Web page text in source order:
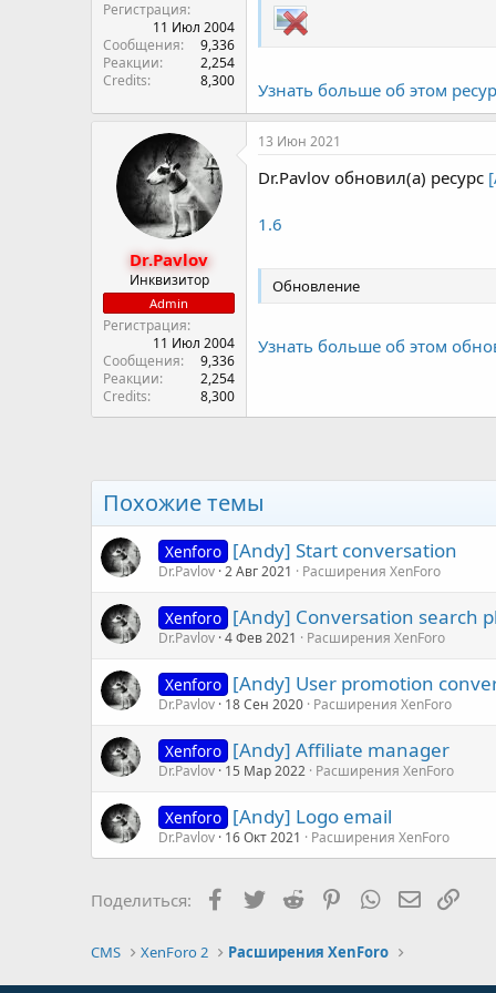
Регистрация
11 Июл 2004
Сообщения
9,336
Реакции
2,254
Credits
8,300 Узнать больше об этом
Dr.Pavlov
Инквизитор
Admin
Регистрация
11 Июл 2004
Сообщения
9,336
Реакции
2,254
Credits
8,300
13 Июн 2021
Dr.Pavlov обновил(а) ресурс
1.6
Обновление
Узнать больше об этом
Похожие темы
Xenforo [Andy] Start conversation
Dr.Pavlov 2 Авг 2021 Расширения XenForo
Xenforo [Andy] Conversation search
Dr.Pavlov 4 Фев 2021 Расширения XenForo
Xenforo [Andy] User promotion
Dr.Pavlov 18 Сен 2020 Расширения XenForo
Xenforo [Andy] Affiliate manager
Dr.Pavlov 15 Мар 2022 Расширения XenForo
Xenforo [Andy] Logo email
Dr.Pavlov 16 Окт 2021 Расширения XenForo
Поделиться: Facebook
Twitter Reddit PinterestWhatsApp
CMS XenForo 2 Расширения XenForo